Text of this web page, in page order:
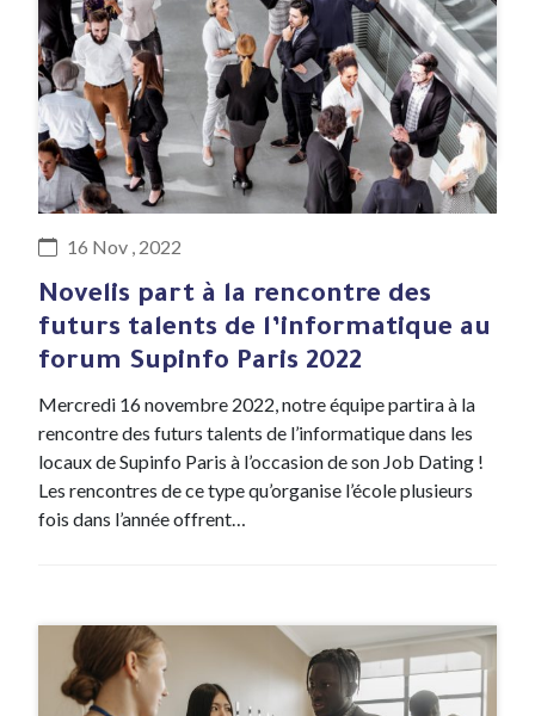
#Evenement
16 Nov , 2022
Novelis part à la rencontre des
futurs talents de l’informatique au
forum Supinfo Paris 2022
Mercredi 16 novembre 2022, notre équipe partira à la
rencontre des futurs talents de l’informatique dans les
locaux de Supinfo Paris à l’occasion de son Job Dating !
Les rencontres de ce type qu’organise l’école plusieurs
fois dans l’année offrent…